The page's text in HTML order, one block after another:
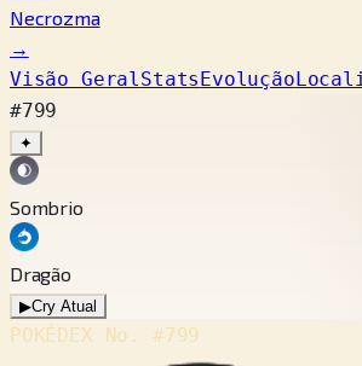
Necrozma
→
Visão GeralStatsEvolução
#799
✦
Sombrio
Dragão
▶Cry Atual
POKÉDEX No. #799